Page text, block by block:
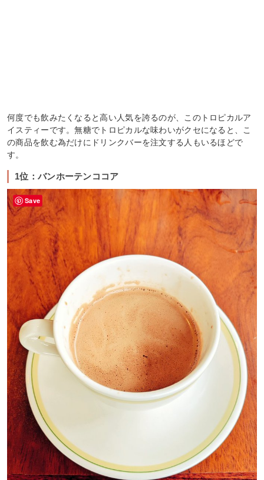
何度でも飲みたくなると高い人気を誇るのが、このトロピカルア
イスティーです。無糖でトロピカルな味わいがクセになると、こ
の商品を飲む為だけにドリンクバーを注文する人もいるほどで
す。
1位：バンホーテンココア
Save